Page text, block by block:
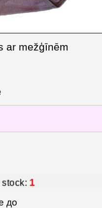
ar mežģīnēm
stock:1
до